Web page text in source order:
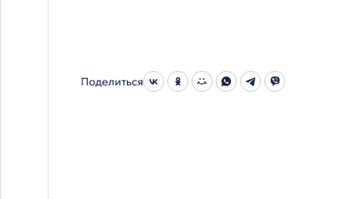
Поделиться